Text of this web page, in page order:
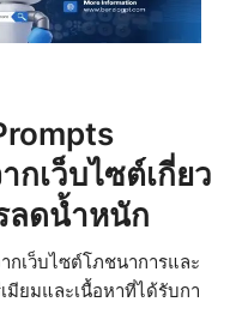
กเว็บไซต์เกี่ยว
ลดน้ำหนัก
กเว็บไซต์โภชนาการและ
มียมและเนื้อหาที่ได้รับกา